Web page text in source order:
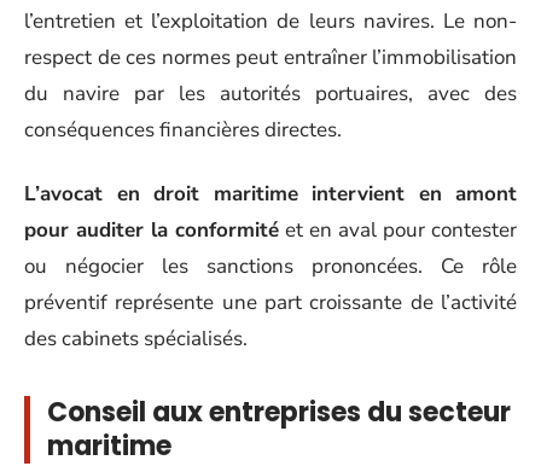
l’entretien et l’exploitation de leurs navires. Le non-
respect de ces normes peut entraîner l’immobilisation
du navire par les autorités portuaires, avec des
conséquences financières directes.
L’avocat en droit maritime intervient en amont
pour auditer la conformité et en aval pour contester
ou négocier les sanctions prononcées. Ce rôle
préventif représente une part croissante de l’activité
des cabinets spécialisés.
Conseil aux entreprises du secteur
maritime